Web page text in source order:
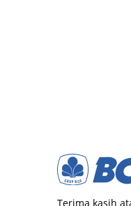
Terima kasih